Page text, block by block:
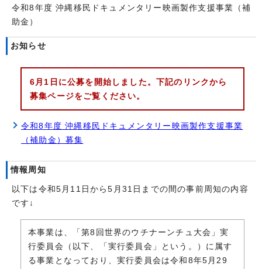
令和8年度 沖縄移民ドキュメンタリー映画製作支援事業（補
助金）
お知らせ
6月1日に公募を開始しました。下記のリンクから
募集ページをご覧ください。
令和8年度 沖縄移民ドキュメンタリー映画製作支援事業
（補助金）募集
情報周知
以下は令和5月11日から5月31日までの間の事前周知の内容
です↓
本事業は、「第8回世界のウチナーンチュ大会」実
行委員会（以下、「実行委員会」という。）に属す
る事業となっており、実行委員会は令和8年5月29